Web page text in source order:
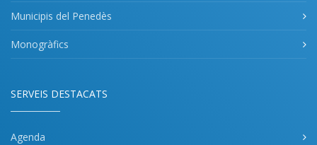
Municipis del Penedès
Monogràfics
SERVEIS DESTACATS
Agenda